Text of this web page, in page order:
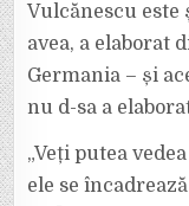
Vulcănescu este
avea, a elaborat
Germania – și
nu d-sa a
„Veți putea
ele se